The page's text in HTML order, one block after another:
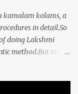
kamalam kolams, a
in detail.So
doing Lakshmi
method.But my